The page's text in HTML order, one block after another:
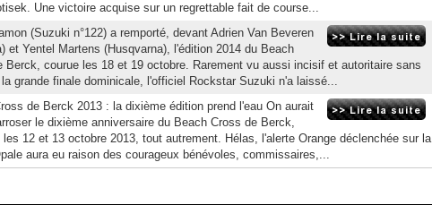
Une victoire acquise sur un regrettable fait de course...
(Suzuki n°122) a remporté, devant Adrien Van Beveren
et Yentel Martens (Husqvarna), l'édition 2014 du Beach
Berck, courue les 18 et 19 octobre. Rarement vu aussi incisif et autoritaire sans
grande finale dominicale, l'officiel Rockstar Suzuki n'a laissé...
de Berck 2013 : la dixième édition prend l'eau On aurait
le dixième anniversaire du Beach Cross de Berck,
les 12 et 13 octobre 2013, tout autrement. Hélas, l'alerte Orange déclenchée sur la
aura eu raison des courageux bénévoles, commissaires,...